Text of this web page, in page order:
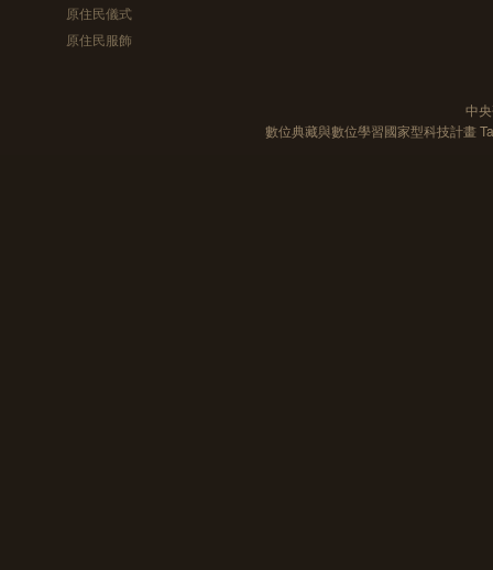
原住民儀式
原住民服飾
中
數位典藏與數位學習國家型科技計畫